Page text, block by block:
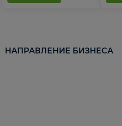
НАПРАВЛЕНИЕ БИЗНЕСА